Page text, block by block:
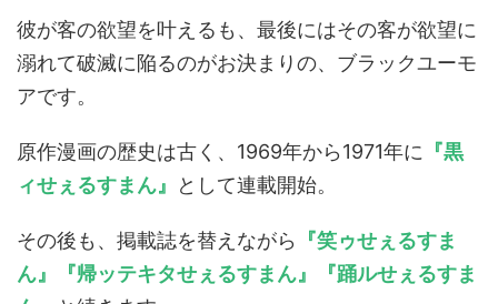
彼が客の欲望を叶えるも、最後にはその客が欲望に
溺れて破滅に陥るのがお決まりの、ブラックユーモ
アです。
原作漫画の歴史は古く、1969年から1971年に 『黒
ィせぇるすまん』
として連載開始。
その後も、掲載誌を替えながら
『笑ゥせぇるすま
ん』『帰ッテキタせぇるすまん』『踊ルせぇるすま